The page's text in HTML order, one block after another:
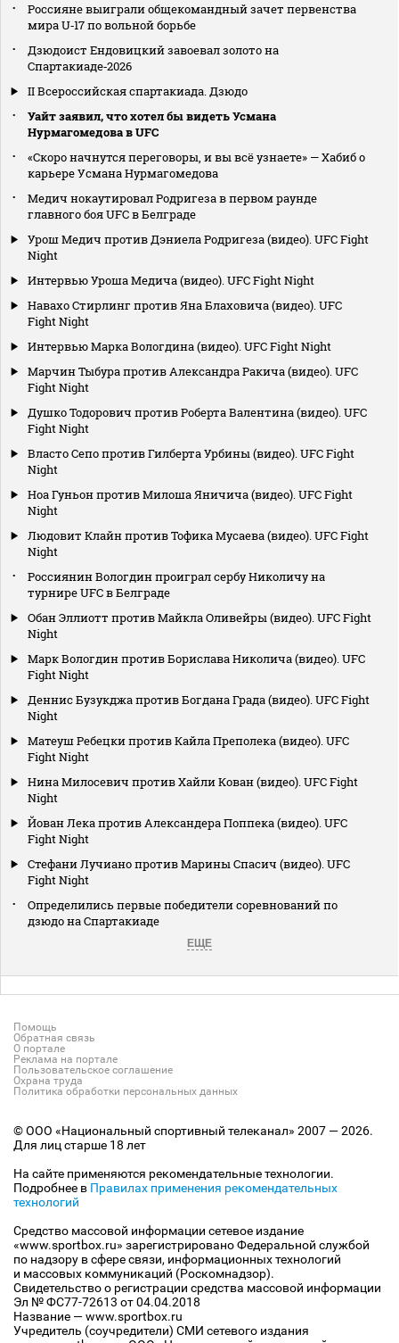
Россияне выиграли общекомандный зачет первенства
мира U‑17 по вольной борьбе
Дзюдоист Ендовицкий завоевал золото на
Спартакиаде‑2026
II Всероссийская спартакиада. Дзюдо
Уайт заявил, что хотел бы видеть Усмана
Нурмагомедова в UFC
«Скоро начнутся переговоры, и вы всё узнаете» — Хабиб о
карьере Усмана Нурмагомедова
Медич нокаутировал Родригеза в первом раунде
главного боя UFC в Белграде
Урош Медич против Дэниела Родригеза (видео). UFC Fight
Night
Интервью Уроша Медича (видео). UFC Fight Night
Навахо Стирлинг против Яна Блаховича (видео). UFC
Fight Night
Интервью Марка Вологдина (видео). UFC Fight Night
Марчин Тыбура против Александра Ракича (видео). UFC
Fight Night
Душко Тодорович против Роберта Валентина (видео). UFC
Fight Night
Власто Сепо против Гилберта Урбины (видео). UFC Fight
Night
Ноа Гуньон против Милоша Яничича (видео). UFC Fight
Night
Людовит Клайн против Тофика Мусаева (видео). UFC Fight
Night
Россиянин Вологдин проиграл сербу Николичу на
турнире UFC в Белграде
Обан Эллиотт против Майкла Оливейры (видео). UFC Fight
Night
Марк Вологдин против Борислава Николича (видео). UFC
Fight Night
Деннис Бузукджа против Богдана Града (видео). UFC Fight
Night
Матеуш Ребецки против Кайла Преполека (видео). UFC
Fight Night
Нина Милосевич против Хайли Кован (видео). UFC Fight
Night
Йован Лека против Александера Поппека (видео). UFC
Fight Night
Стефани Лучиано против Марины Спасич (видео). UFC
Fight Night
Определились первые победители соревнований по
дзюдо на Спартакиаде
ЕЩЕ
Помощь
Обратная связь
О портале
Реклама на портале
Пользовательское соглашение
Охрана труда
Политика обработки персональных данных
© ООО «Национальный спортивный телеканал» 2007 — 2026.
Для лиц старше 18 лет
На сайте применяются рекомендательные технологии.
Подробнее в Правилах применения рекомендательных
технологий
Средство массовой информации сетевое издание
«www.sportbox.ru» зарегистрировано Федеральной службой
по надзору в сфере связи, информационных технологий
и массовых коммуникаций (Роскомнадзор).
Свидетельство о регистрации средства массовой информации
Эл № ФС77-72613 от 04.04.2018
Название — www.sportbox.ru
Учредитель (соучредители) СМИ сетевого издания